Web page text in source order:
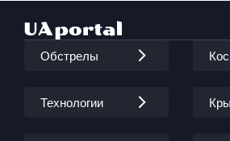
Обстрелы
Технологии